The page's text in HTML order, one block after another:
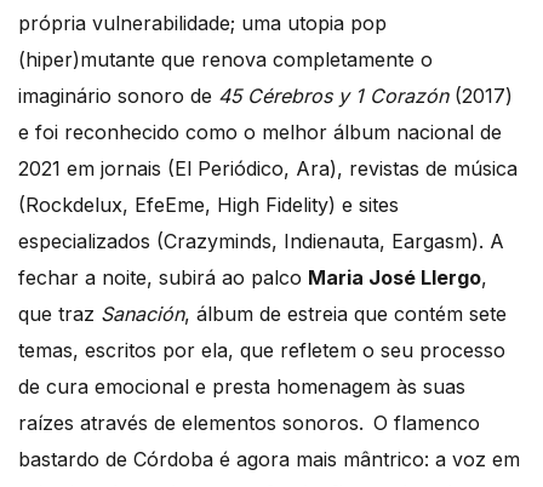
própria vulnerabilidade; uma utopia pop
(hiper)mutante que renova completamente o
imaginário sonoro de 45 Cérebros y 1 Corazón(2017)
e foi reconhecido como o melhor álbum nacional de
2021 em jornais (El Periódico, Ara), revistas de música
(Rockdelux, EfeEme, High Fidelity) e sites
especializados (Crazyminds, Indienauta, Eargasm). A
fechar a noite, subirá ao palco Maria José Llergo,
que traz Sanación, álbum de estreia que contém sete
temas, escritos por ela, que refletem o seu processo
de cura emocional e presta homenagem às suas
raízes através de elementos sonoros. O flamenco
bastardo de Córdoba é agora mais mântrico: a voz em